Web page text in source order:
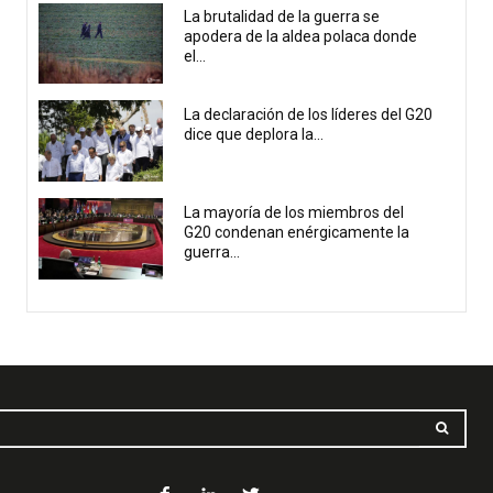
La brutalidad de la guerra se
apodera de la aldea polaca donde
el...
La declaración de los líderes del G20
dice que deplora la...
La mayoría de los miembros del
G20 condenan enérgicamente la
guerra...